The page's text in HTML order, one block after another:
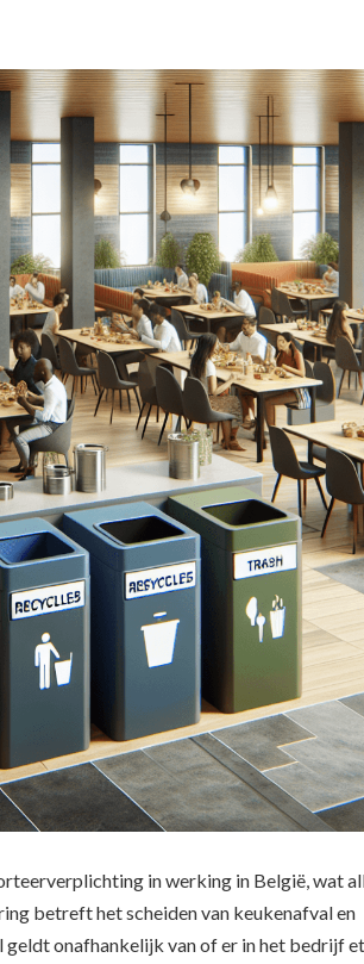
in werking in België, wat
betreft het scheiden van keukenafval en
onafhankelijk van of er in het bedrijf